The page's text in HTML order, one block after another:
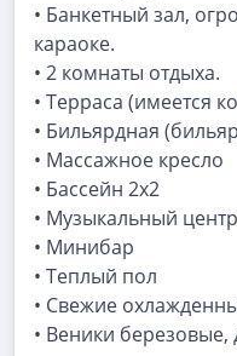
• Банкетный зал,
караоке.
• 2 комнаты отдыха.
• Терраса (имеется
• Бильярдная
• Массажное кресло
• Бассейн 2x2
• Музыкальный центр
• Минибар
• Теплый пол
• Свежие
• Веники березовые,